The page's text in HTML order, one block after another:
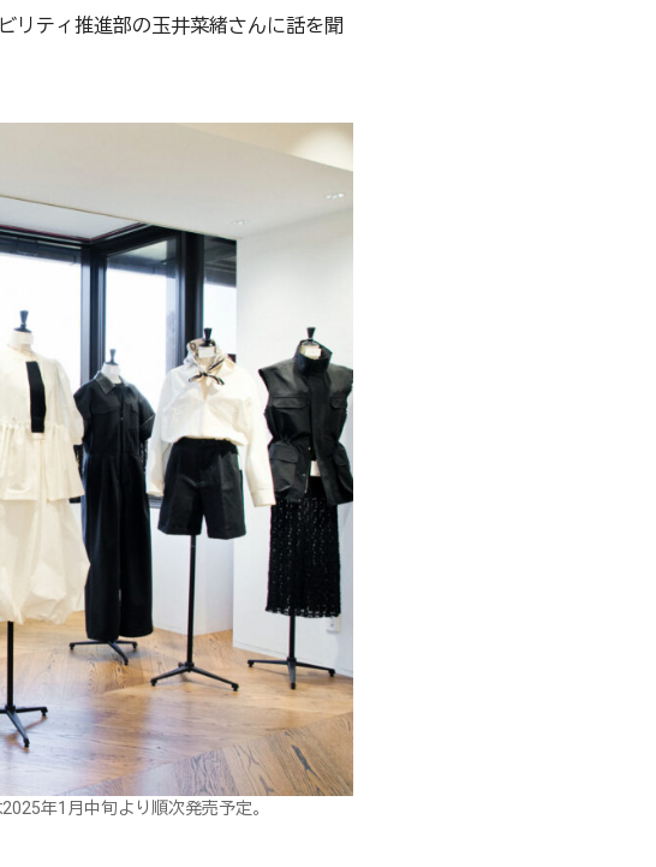
ティ推進部の玉井菜緒さんに話を聞
年1月中旬より順次発売予定。